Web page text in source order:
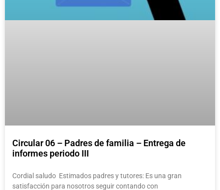
Circular 06 – Padres de familia – Entrega de
informes periodo III
Cordial saludo Estimados padres y tutores: Es una gran
satisfacción para nosotros seguir contando con